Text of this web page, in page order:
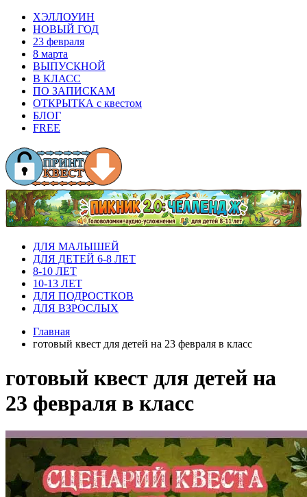
ХЭЛЛОУИН
НОВЫЙ ГОД
23 февраля
8 марта
ВЫПУСКНОЙ
В КЛАСС
ПО ЗАПИСКАМ
ОТКРЫТКА с квестом
БЛОГ
FREE
ДЛЯ МАЛЫШЕЙ
ДЛЯ ДЕТЕЙ 6-8 ЛЕТ
8-10 ЛЕТ
10-13 ЛЕТ
ДЛЯ ПОДРОСТКОВ
ДЛЯ ВЗРОСЛЫХ
Главная
готовый квест для детей на 23 февраля в класс
готовый квест для детей на
23 февраля в класс